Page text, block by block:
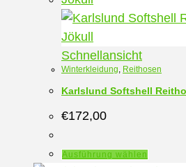
Schnellansicht
Winterkleidung Reithosen
Karlslund Softshell
€172,00
Ausführung wählen